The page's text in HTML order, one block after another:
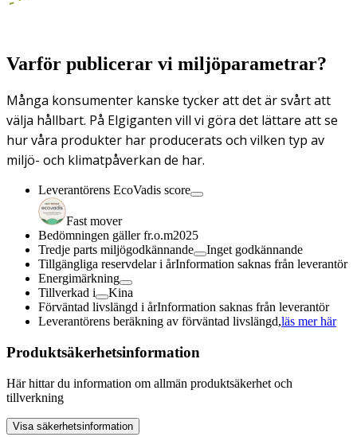
Varför publicerar vi miljöparametrar?
Många konsumenter kanske tycker att det är svårt att
välja hållbart. På Elgiganten vill vi göra det lättare att se
hur våra produkter har producerats och vilken typ av
miljö- och klimatpåverkan de har.
Leverantörens EcoVadis score
Fast mover
Bedömningen gäller fr.o.m2025
Tredje parts miljögodkännande
Inget godkännande
Tillgängliga reservdelar i årInformation saknas från leverantör
Energimärkning
Tillverkad i
Kina
Förväntad livslängd i årInformation saknas från leverantör
Leverantörens beräkning av förväntad livslängd,läs mer här
Produktsäkerhetsinformation
Här hittar du information om allmän produktsäkerhet och
tillverkning
Visa säkerhetsinformation